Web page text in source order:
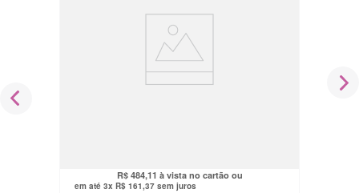
R$ 484,11
em até 3x R$ 161,37 sem juros